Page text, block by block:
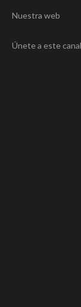
Nuestra web
Únete a este